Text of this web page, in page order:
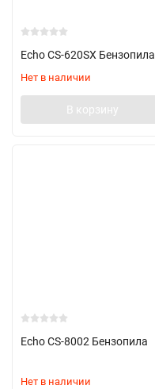
Echo CS-620SX Бензопила
Нет в наличии
В корзину
Echo CS-8002 Бензопила
Нет в наличии